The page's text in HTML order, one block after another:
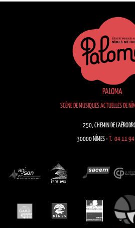
PALOMA
SCÈNE DE MUSIQUES ACTUELLES DE
250, CHEMIN DE
30000 NÎMES - T. 04 11